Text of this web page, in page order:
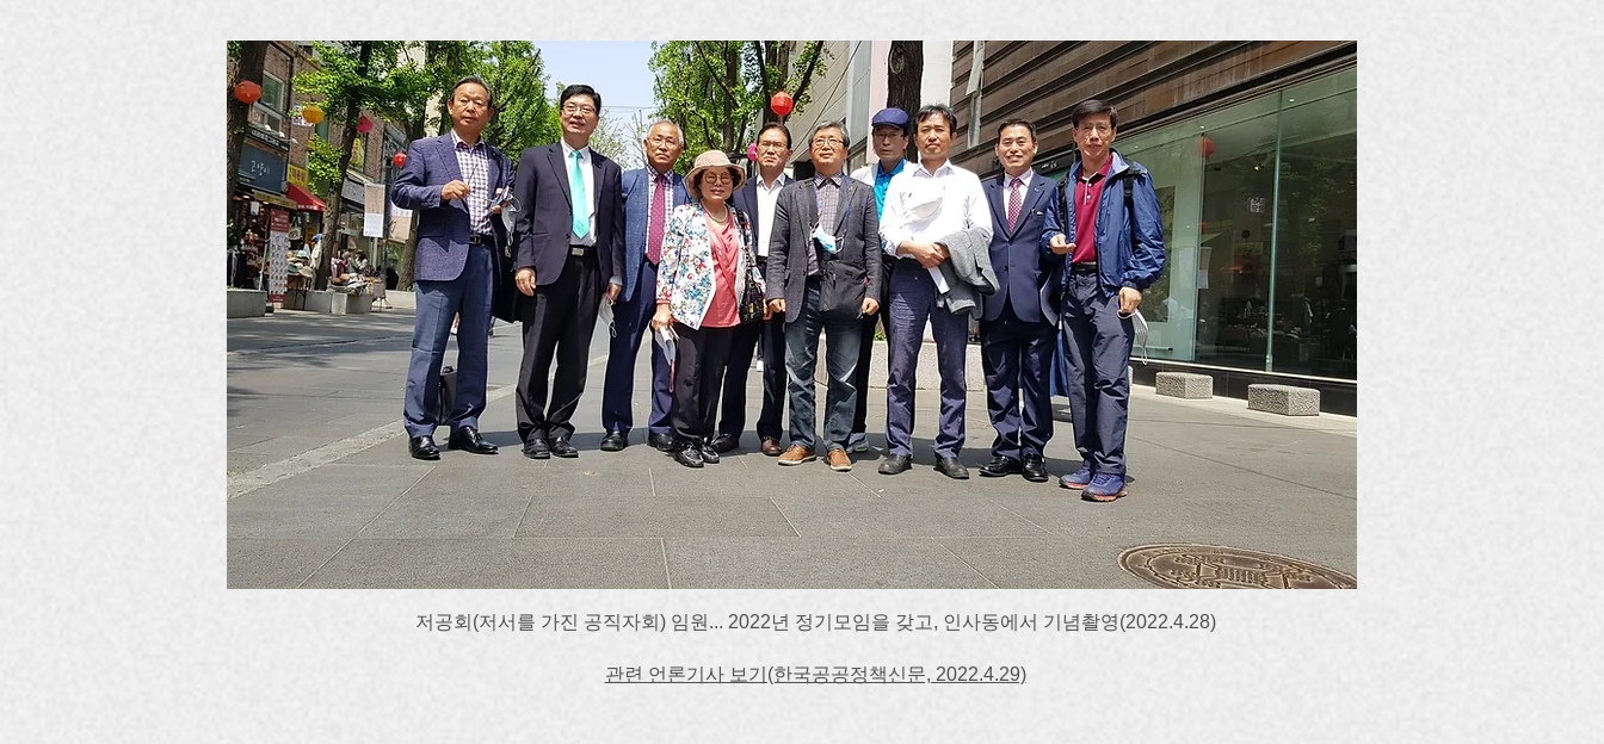
저공회(저서를 가진 공직자회) 임원... 2022년 정기모임을 갖고, 인사동에서 기념촬영(2022.4.28)
​관련 언론기사 보기(한국공공정책신문, 2022.4.29)